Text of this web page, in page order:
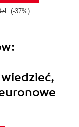
(-37%)